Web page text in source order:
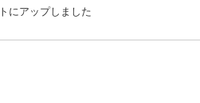
にアップしました